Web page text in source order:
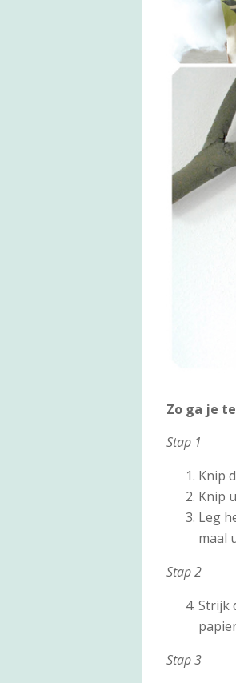
Zo ga je
Stap 1
Knip
Knip
Leg
maal
Stap 2
Strijk
Stap 3